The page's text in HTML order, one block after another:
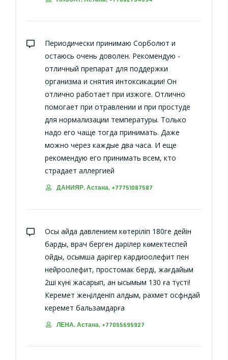
Периодически принимаю Сорболют и
остаюсь очень доволен. Рекомендую -
отличный препарат для поддержки
организма и снятия интоксикации! Он
отлично работает при изжоге. Отлично
помогает при отравлении и при простуде
для нормализации температуры. Только
надо его чаще тогда принимать. Даже
можно через каждые два часа. И еще
рекомендую его принимать всем, кто
страдает аллергией
ДАНИЯР, Астана, +77751087587
Осы айда давлением көтеріліп 180ге дейін
барды, врач берген дәрілер көмектеспей
қойды, қосымша дәрігер кардиоолефит пен
нейроолефит, простомак берді, жағдайым
2ші күні жақсарып, қан қысымым 130 ға түсті!
Керемет жеңілденіп қалдым, рахмет осфндай
керемет бальзамдарға
ЛЕНА, Астана, +77055695927